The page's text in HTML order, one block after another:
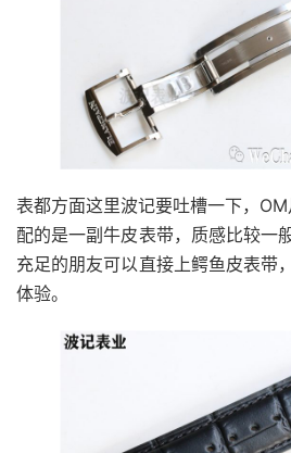
表都方面这里波记要吐槽一下，
配的是一副牛皮表带，质感比较一
充足的朋友可以直接上鳄鱼皮表带
体验。